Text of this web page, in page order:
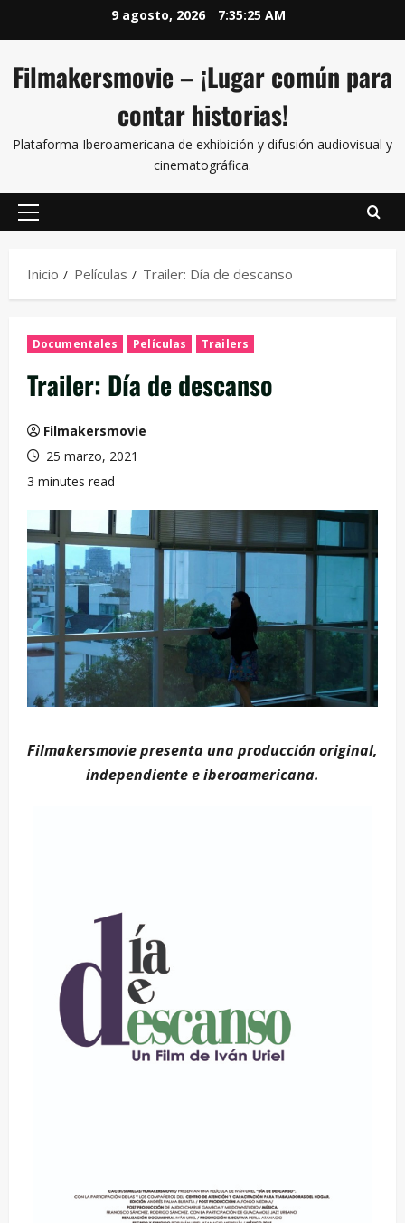
9 agosto, 2026 7:35:26 AM
Filmakersmovie – ¡Lugar común para
contar historias!
Plataforma Iberoamericana de exhibición y difusión audiovisual y
cinematográfica.
Inicio Películas Trailer: Día de descanso
Documentales Películas Trailers
Trailer: Día de descanso
Filmakersmovie
25 marzo, 2021
3 minutes read
Filmakersmovie presenta una producción original,
independiente e iberoamericana.